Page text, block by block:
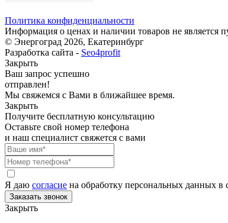
Политика конфиденциальности
Информация о ценах и наличии товаров не является
© Энергоград 2026, Екатеринбург
Разработка сайта - Seo4profit
Закрыть
Ваш запрос успешно
отправлен!
Мы свяжемся с Вами в ближайшее время.
Закрыть
Получите бесплатную консультацию
Оставьте свой номер телефона
и наш специалист свяжется с вами
Я даю согласие на обработку персональных данных в
Закрыть